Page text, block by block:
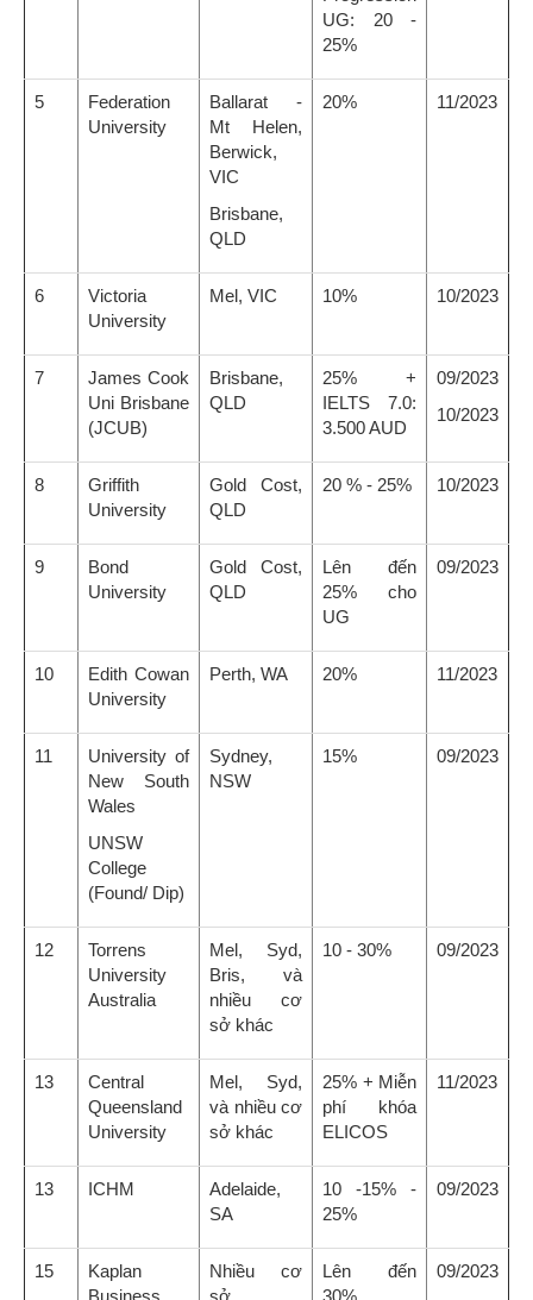
UG: 20 -
25%
5
Federation
University
Ballarat -
Mt Helen,
Berwick,
VIC
Brisbane,
QLD
20% 11/2023
6
Victoria
University
Mel, VIC 10% 10/2023
7
James Cook
Uni Brisbane
(JCUB)
Brisbane,
QLD
25% +
IELTS 7.0:
3.500 AUD
09/2023
10/2023
8
Griffith
University
Gold Cost,
QLD
20 % - 25% 10/2023
9
Bond
University
Gold Cost,
QLD
Lên đến
25% cho
UG
09/2023
10
Edith Cowan
University
Perth, WA 20% 11/2023
11
University of
New South
Wales
UNSW
College
(Found/ Dip)
Sydney,
NSW
15% 09/2023
12
Torrens
University
Australia
Mel, Syd,
Bris, và
nhiều cơ
sở khác
10 - 30% 09/2023
13
Central
Queensland
University
Mel, Syd,
và nhiều cơ
sở khác
25% + Miễn
phí khóa
ELICOS
11/2023
13 ICHM
Adelaide,
SA
10 -15% -
25%
09/2023
15
Kaplan
Business
Nhiều cơ
sở
Lên đến
30%
09/2023